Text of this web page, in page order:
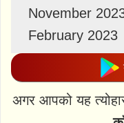
November
February 2023
अगर आपको यह